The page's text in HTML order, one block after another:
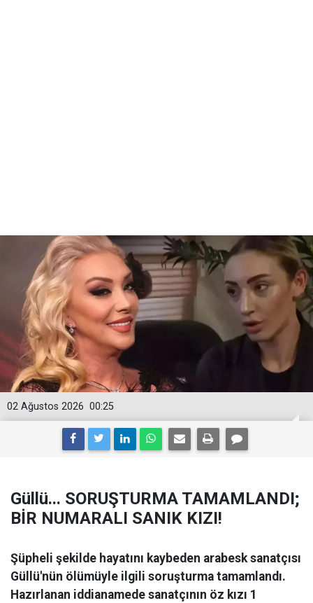
00:25
02 Ağustos 2026
Güllü... SORUŞTURMA TAMAMLANDI;
BİR NUMARALI SANIK KIZI!
Şüpheli şekilde hayatını kaybeden arabesk sanatçısı
Güllü'nün ölümüyle ilgili soruşturma tamamlandı.
Hazırlanan iddianamede sanatçının öz kızı 1